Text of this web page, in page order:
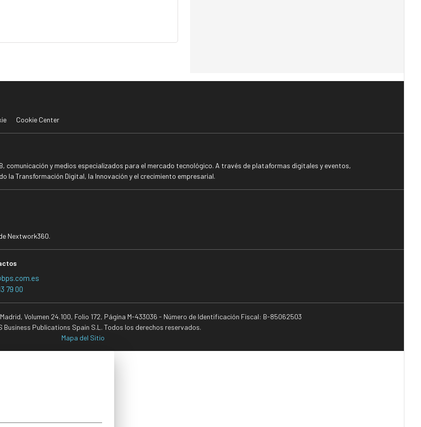
Cookie Center
comunicación y medios especializados para el mercado tecnológico. A través de plataformas digitales y eventos,
Transformación Digital, la Innovación y el crecimiento empresarial.
Nextwork360.
79 00
Volumen 24.100, Folio 172, Página M-433036 - Número de Identificación Fiscal: B-85062503
Business Publications Spain S.L. Todos los derechos reservados.
Mapa del Sitio